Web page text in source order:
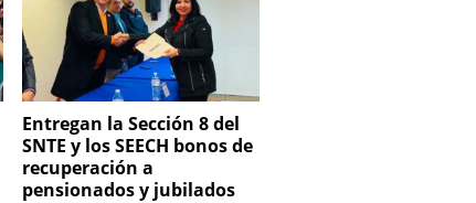
Entregan la Sección 8 del
SNTE y los SEECH bonos de
recuperación a
pensionados y jubilados